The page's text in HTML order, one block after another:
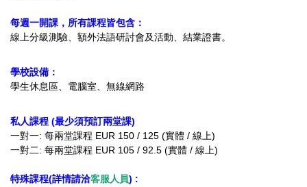
每週一開課，所有課程皆包含：
線上分級測驗、 額外法語研討會及活動、結業證書。
學校設備：
學生休息區、電腦室、無線網路
私人課程 (最少須預訂兩堂課)
一對一: 每兩堂課程 EUR 150 / 125 (實體 / 線上)
一對二: 每兩堂課程 EUR 105 / 92.5 (實體 / 線上)
特殊課程(詳情請洽客服人員) :